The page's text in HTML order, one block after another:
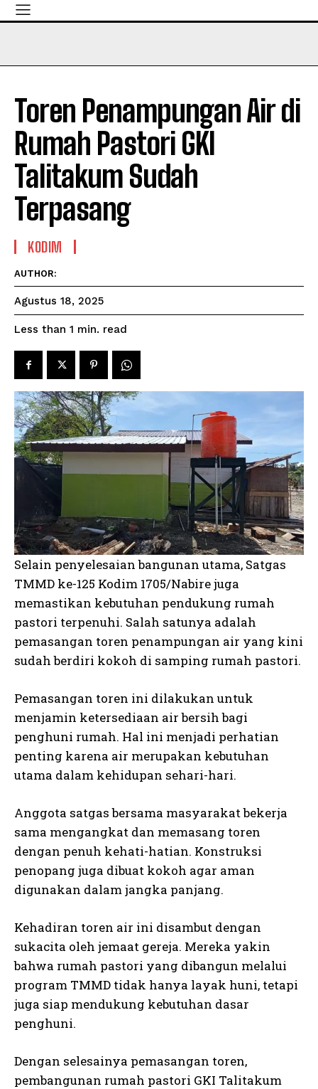
Toren Penampungan Air di
Rumah Pastori GKI
Talitakum Sudah
Terpasang
KODIM
AUTHOR:
Agustus 18, 2025
Less than 1 min. read
Selain penyelesaian bangunan utama, Satgas
TMMD ke-125 Kodim 1705/Nabire juga
memastikan kebutuhan pendukung rumah
pastori terpenuhi. Salah satunya adalah
pemasangan toren penampungan air yang kini
sudah berdiri kokoh di samping rumah pastori.
Pemasangan toren ini dilakukan untuk
menjamin ketersediaan air bersih bagi
penghuni rumah. Hal ini menjadi perhatian
penting karena air merupakan kebutuhan
utama dalam kehidupan sehari-hari.
Anggota satgas bersama masyarakat bekerja
sama mengangkat dan memasang toren
dengan penuh kehati-hatian. Konstruksi
penopang juga dibuat kokoh agar aman
digunakan dalam jangka panjang.
Kehadiran toren air ini disambut dengan
sukacita oleh jemaat gereja. Mereka yakin
bahwa rumah pastori yang dibangun melalui
program TMMD tidak hanya layak huni, tetapi
juga siap mendukung kebutuhan dasar
penghuni.
Dengan selesainya pemasangan toren,
pembangunan rumah pastori GKI Talitakum